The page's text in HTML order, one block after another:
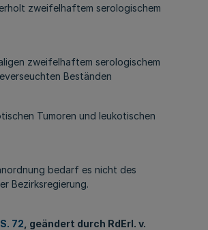
zweifelhaftem serologischem
zweifelhaftem serologischem
Beständen
Tumoren und leukotischen
bedarf es nicht des
Bezirksregierung.
72 , geändert durch RdErl. v.